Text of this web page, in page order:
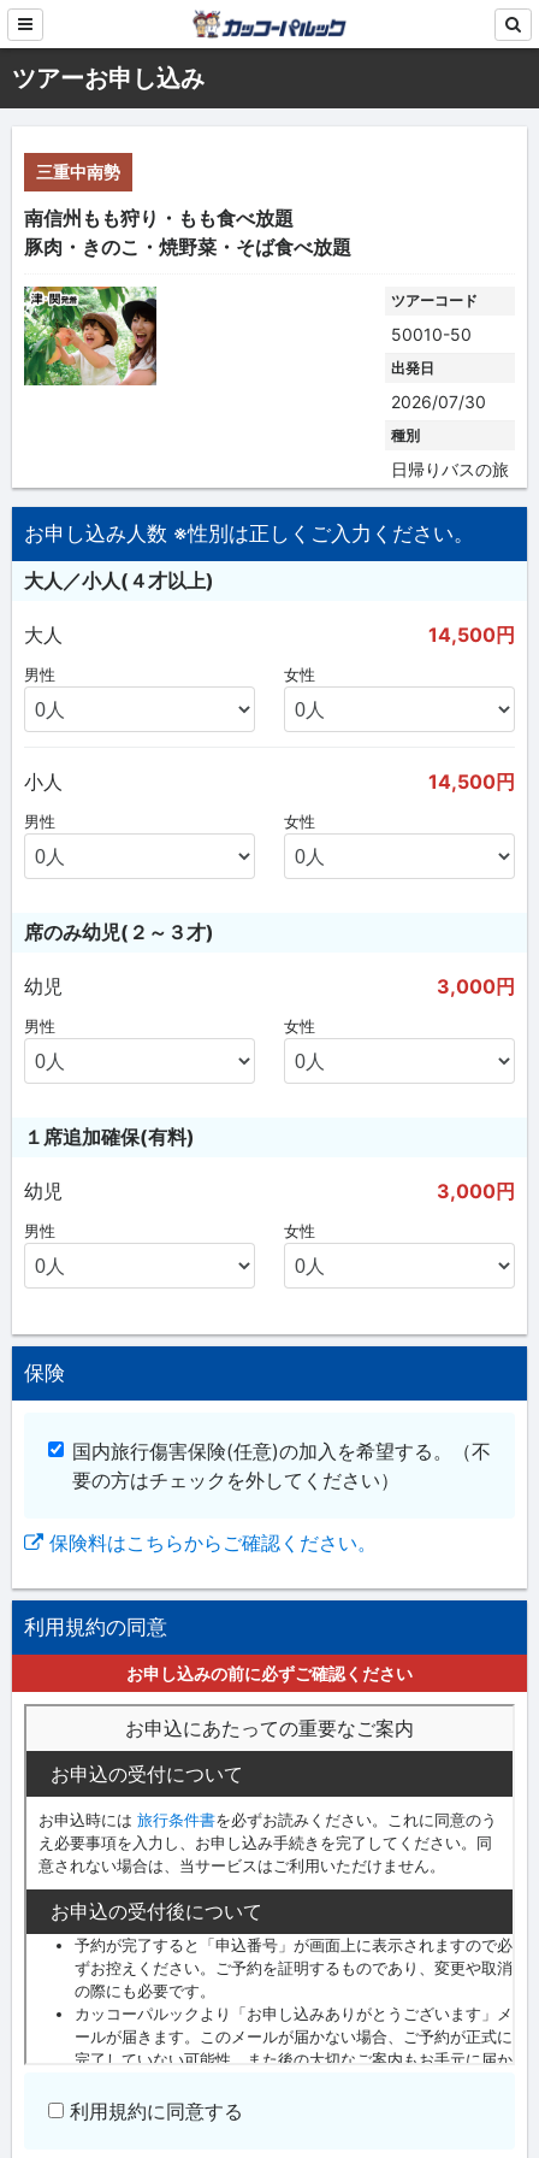
ツアーお申し込み
三重中南勢
南信州もも狩り・もも食べ放題
豚肉・きのこ・焼野菜・そば食べ放題
ツアーコード
50010-50
出発日
2026/07/30
種別
日帰りバスの旅
お申し込み人数 ※性別は正しくご入力ください。
大人／小人(４才以上)
大人 14,500円
男性 女性
小人 14,500円
男性 女性
席のみ幼児(２～３才)
幼児 3,000円
男性 女性
１席追加確保(有料)
幼児 3,000円
男性 女性
保険
国内旅行傷害保険(任意)の加入を希望する。
（不
要の方はチェックを外してください）
保険料はこちらからご確認ください。
利用規約の同意
お申し込みの前に必ずご確認ください
利用規約に同意する